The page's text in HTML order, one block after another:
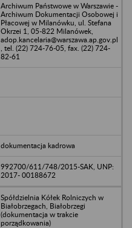
Archiwum Państwowe w Warszawie -
Archiwum Dokumentacji Osobowej i
Płacowej w Milanówku, ul. Stefana
Okrzei 1, 05-822 Milanówek,
adop.kancelaria@warszawa.ap.gov.pl
, tel. (22) 724-76-05, fax. (22) 724-
82-61
dokumentacja kadrowa
992700/611/748/2015-SAK, UNP:
2017- 00188672
Spółdzielnia Kółek Rolniczych w
Białobrzegach, Białobrzegi
(dokumentacja w trakcie
porządkowania)